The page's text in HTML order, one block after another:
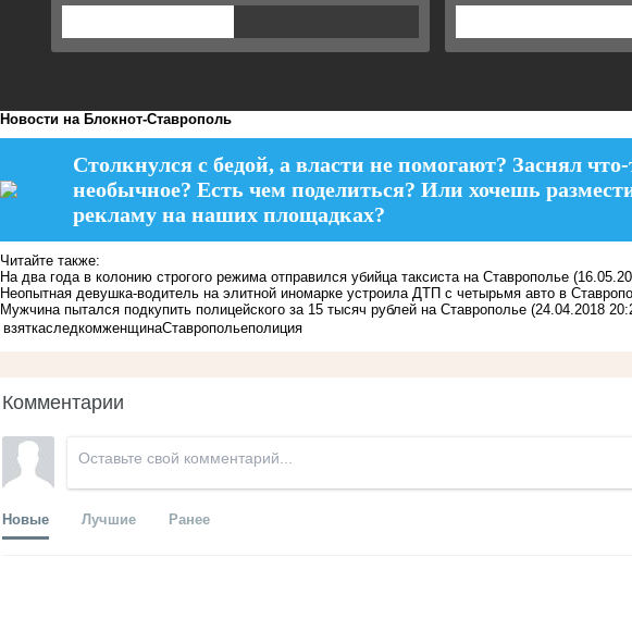
Новости на Блoкнoт-Ставрополь
Столкнулся с бедой, а власти не помогают? Заснял что-
необычное? Есть чем поделиться? Или хочешь
рекламу на наших площадках?
Читайте также:
На два года в колонию строгого режима отправился убийца таксиста на Ставрополье
Неопытная девушка-водитель на элитной иномарке устроила ДТП с четырьмя авто в
Мужчина пытался подкупить полицейского за 15 тысяч рублей на Ставрополье (24.04.2018
взяткаследкомженщинаСтавропольеполиция
Комментарии
Новые Лучшие Ранее